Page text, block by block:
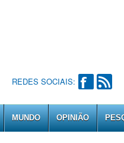
REDES SOCIAIS:
MUNDO OPINIÃO